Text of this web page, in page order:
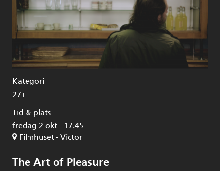
Kategori
27+
Tid & plats
fredag 2 okt - 17.45
Filmhuset - Victor
The Art of Pleasure